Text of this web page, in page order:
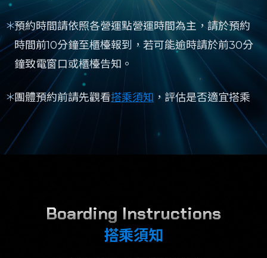
預約時間請依照各營運點營運時間為主，請於預約
時間前10分鐘至櫃檯報到，若可能逾時請於前30分
鐘致電窗口或櫃檯告知。
團體預約前請先觀看搭乘須知 ，評估是否適宜搭乘
Boarding Instructions
搭乘須知